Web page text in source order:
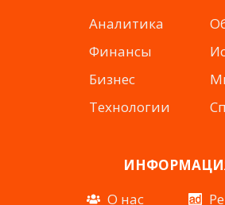
Аналитика
Финансы
Бизнес
Технологии
О нас